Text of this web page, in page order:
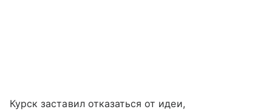
Курск заставил отказаться от идеи,